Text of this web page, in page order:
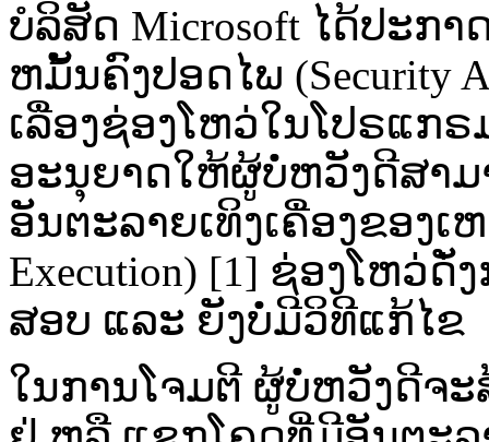
ບໍລິສັດ Microsoft ໄດ້​ປະ​ກ
ຫມັ້ນຄົງ​ປອດໄພ (Security
ເລື່ອງ​ຊ່ອງ​ໂຫວ່​ໃນ​ໂປຣ​ແກຣ
ອະນຸຍາດ​ໃຫ້​ຜູ້​ບໍ່​ຫວັງ​ດີ​ສາ
ອັນຕະລາຍ​ເທິງ​ເຄື່ອງ​ຂອງ​ເຫ
Execution) [1] ຊ່ອງ​ໂຫວ່​
ສອບ ​ແລະ​ ຍັງ​ບໍ່​ມີ​ວິທີ​ແກ້​ໄຂ
ໃນ​ການ​ໂຈມຕີ ຜູ້​ບໍ່​ຫວັງ​ດີ​ຈ